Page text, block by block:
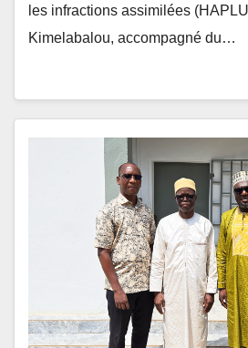
Kimelabalou, accompagné du…